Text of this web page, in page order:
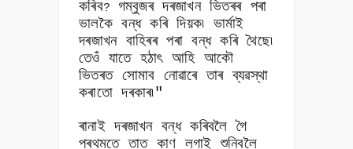
কৰিব? গম্বুজৰ দৰজাখন ভিতৰৰ পৰা
ভালকৈ বন্ধ কৰি দিয়ক৷ ভাৰ্মাই
দৰজাখন বাহিৰৰ পৰা বন্ধ কৰি থৈছে৷
তেওঁ যাতে হঠাৎ আহি আকৌ
ভিতৰত সোমাব নোৱাৰে তাৰ ব্যৱস্থা
কৰাতো দৰকাৰ৷"
ৰানাই দৰজাখন বন্ধ কৰিবলৈ গৈ
প্ৰথমতে তাত কাণ লগাই শুনিবলৈ